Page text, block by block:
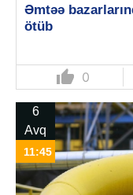
Əmtəə
ötüb
thumb_up 0
6
Avq
11:45